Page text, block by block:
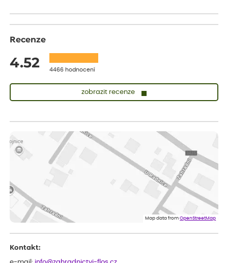
Recenze
4.52 4466 hodnocení
zobrazit recenze
Vše v pořádku, jsem spokojena.
ověřený nákup dnes
Rostlina mi přišla v dobrém stavu, jsem spokojená.
Zuzana
Spokojenost s dodáním kvalitních rostlin
Map data fromOpenStreetMap
Kontakt: